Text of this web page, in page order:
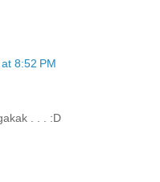
8:52 PM
. . . :D